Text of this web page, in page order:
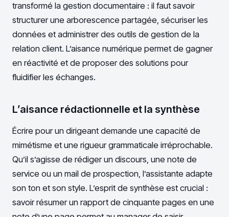
transformé la gestion documentaire : il faut savoir
structurer une arborescence partagée, sécuriser les
données et administrer des outils de gestion de la
relation client. L’aisance numérique permet de gagner
en réactivité et de proposer des solutions pour
fluidifier les échanges.
L’aisance rédactionnelle et la synthèse
Écrire pour un dirigeant demande une capacité de
mimétisme et une rigueur grammaticale irréprochable.
Qu’il s’agisse de rédiger un discours, une note de
service ou un mail de prospection, l’assistante adapte
son ton et son style. L’esprit de synthèse est crucial :
savoir résumer un rapport de cinquante pages en une